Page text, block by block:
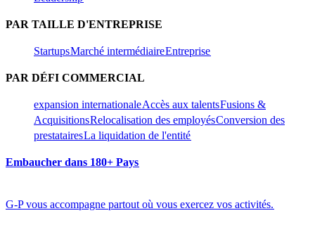
PAR TAILLE D'ENTREPRISE​​
Startups​​Marché intermédiaire​​Entreprise​​
PAR DÉFI COMMERCIAL​​
expansion internationale​​Accès aux talents​​Fusions &
Acquisitions​​Relocalisation des employés​​Conversion des
prestataires​​La liquidation de l'entité​​
Embaucher dans 180+ Pays​​
G-P vous accompagne partout où vous exercez vos activités.​​